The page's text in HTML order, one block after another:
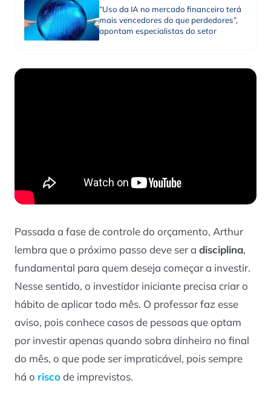
“Uso da IA no mercado financeiro terá
mais vencedores do que perdedores”,
apontam especialistas do setor
Passada a fase de controle do orçamento, Arthur
lembra que o próximo passo deve ser a disciplina,
fundamental para quem deseja começar a investir.
Nesse sentido, o investidor iniciante precisa criar o
hábito de aplicar todo mês. O professor faz esse
aviso, pois conhece casos de pessoas que optam
por investir apenas quando sobra dinheiro no final
do mês, o que pode ser impraticável, pois sempre
há o riscode imprevistos.